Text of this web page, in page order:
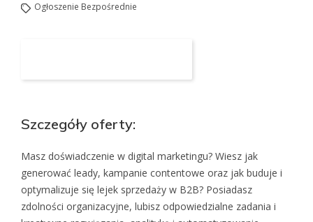
Ogłoszenie Bezpośrednie
Szczegóły oferty:
Masz doświadczenie w digital marketingu? Wiesz jak
generować leady, kampanie contentowe oraz jak buduje i
optymalizuje się lejek sprzedaży w B2B? Posiadasz
zdolności organizacyjne, lubisz odpowiedzialne zadania i